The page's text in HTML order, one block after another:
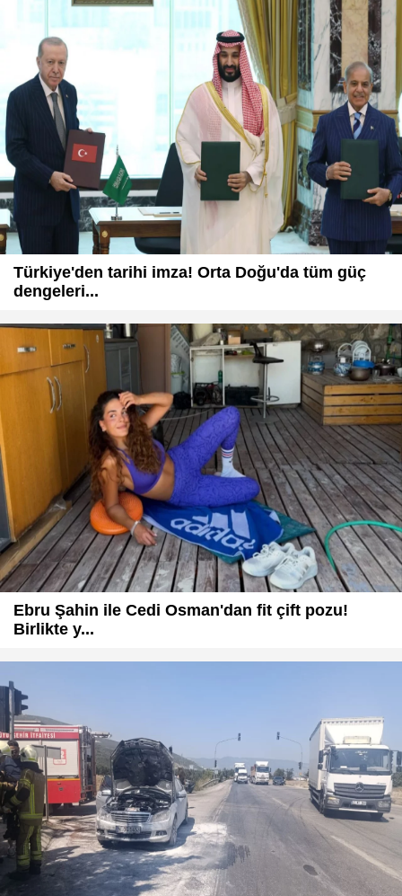
Türkiye'den tarihi imza! Orta Doğu'da tüm güç
dengeleri...
Ebru Şahin ile Cedi Osman'dan fit çift pozu!
Birlikte y...